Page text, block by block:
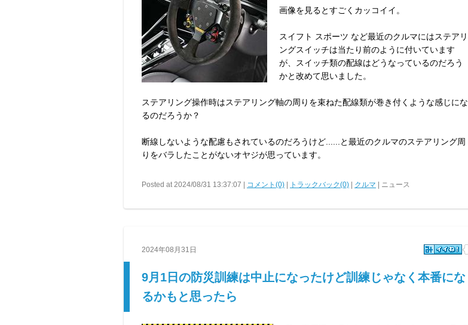
画像を見るとすごくカッコイイ。
スイフト スポーツ など最近のクルマにはステアリ
ングスイッチは当たり前のように付いています
が、スイッチ類の配線はどうなっているのだろう
かと改めて思いました。
ステアリング操作時はステアリング軸の周りを束ねた配線類が巻き付くような感じにな
るのだろうか？
断線しないような配慮もされているのだろうけど......と最近のクルマのステアリング周
りをバラしたことがないオヤジが思っています。
Posted at 2024/08/31 13:37:07 | コメント(0) トラックバック(0) クルマ | ニュース
2024年08月31日
9月1日の防災訓練は中止になったけど訓練じゃなく本番にな
るかもと思ったら